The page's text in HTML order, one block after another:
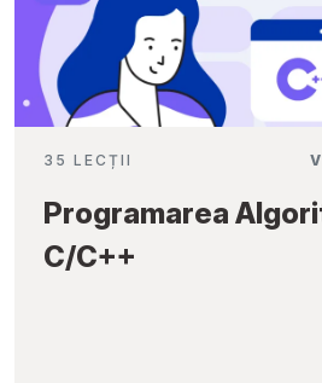
35 LECȚII
Programarea
C/C++